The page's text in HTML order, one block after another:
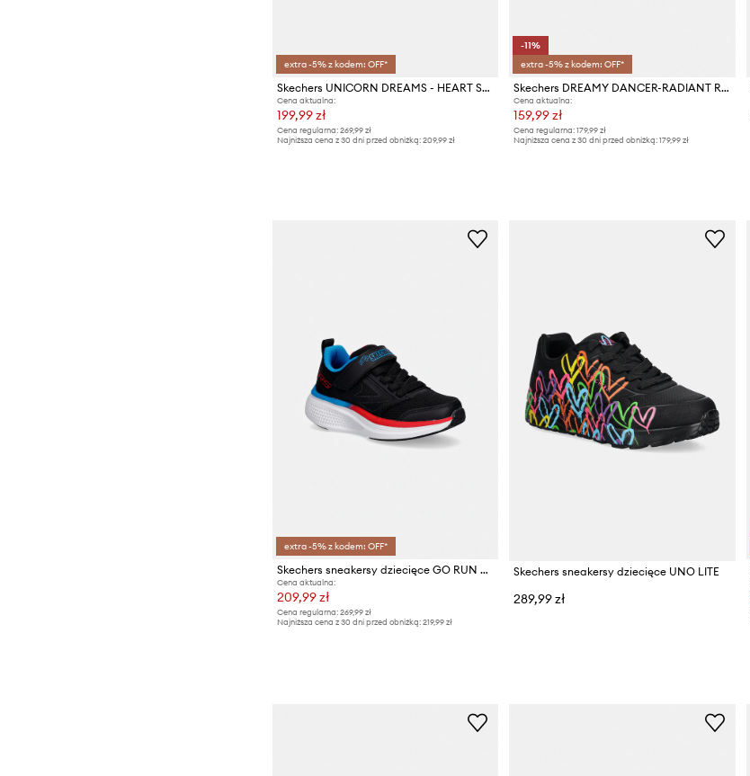
extra -5% z kodem: OFF*
Skechers UNICORN DREAMS - HEART SPARKL sneakersy dziecięce
Cena aktualna:
199,99 zł
Cena regularna: 269,99 zł
Najniższa cena z 30 dni przed obniżką: 209,99 zł
-11%
extra -5% z kodem: OFF*
Skechers DREAMY DANCER-RADIANT ROGUE sneakersy dziecięce
Cena aktualna:
159,99 zł
Cena regularna: 179,99 zł
Najniższa cena z 30 dni przed obniżką: 179,99 zł
extra -5% z kodem: OFF*
Skechers sneakersy dziecięce GO RUN ELEVATE 2.0-WHERE'S MY
Cena aktualna:
209,99 zł
Cena regularna: 269,99 zł
Najniższa cena z 30 dni przed obniżką: 219,99 zł
Skechers sneakersy dziecięce UNO LITE
289,99 zł